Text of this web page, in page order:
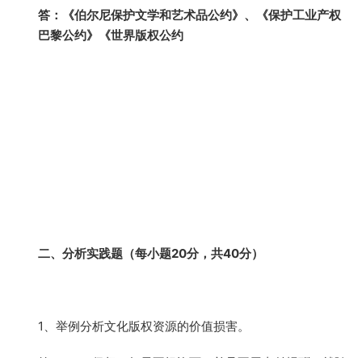
答：《伯尔尼保护文学和艺术品公约》、《保护工业产权
巴黎公约》《世界版权公约
二、分析实践题（每小题20分，共40分）
1、举例分析文化版权资源的价值损害。